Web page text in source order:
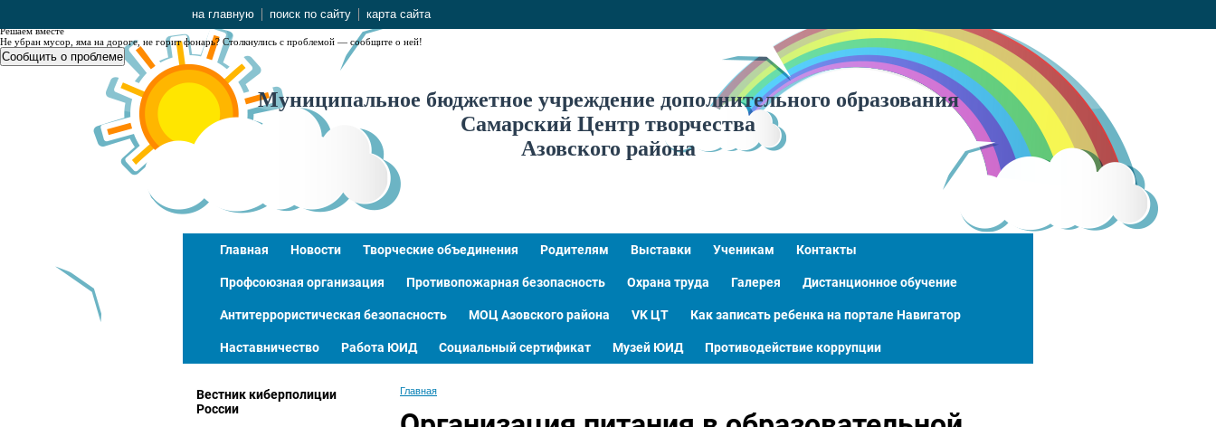
Решаем вместе
Не убран мусор, яма на дороге, не горит фонарь? Столкнулись с проблемой — сообщите о ней!
Сообщить о проблеме
на главную поиск по сайту карта сайта
Муниципальное бюджетное учреждение дополнительного образования
Самарский Центр творчества
Азовского района
Главная Новости Творческие объединения Родителям Выставки Ученикам Контакты
Профсоюзная организация Противопожарная безопасность Охрана труда Галерея Дистанционное обучение
Антитеррористическая безопасность МОЦ Азовского района VK ЦТ Как записать ребенка на портале Навигатор
Наставничество Работа ЮИД Социальный сертификат Музей ЮИД Противодействие коррупции
Вестник киберполиции
России
Главная